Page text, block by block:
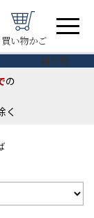
買い物かご
贈り物
の
く